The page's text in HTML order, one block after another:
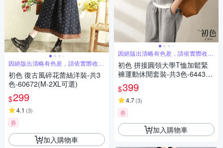
因絕版出清略有色差，請依實際收到
商品為主
初色 復古風碎花蕾絲洋裝-共3
色-60672(M-2XL可選)
$299
4.1 (3)
券
加入購物車
因絕版出清略有色差，請依實際收到
商品為主
初色 拼接圓領大學T恤加鬆緊
褲運動休閒套裝-共3色-64433
(M-2XL可選)
$399
4.7(3)
券
加入購物車